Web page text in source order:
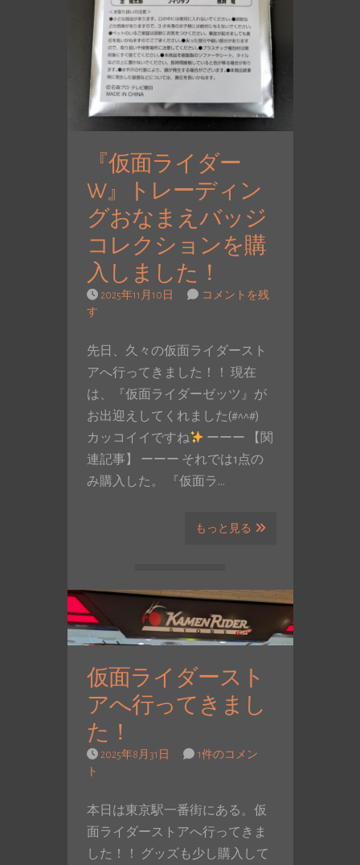
『仮面ライダー
W』トレーディン
グおなまえバッジ
コレクションを購
入しました！
2025年11月10日
コメントを残
す
先日、久々の仮面ライダースト
アへ行ってきました！！ 現在
は、『仮面ライダーゼッツ』が
お出迎えしてくれました(#^^#)
カッコイイですね
ーーー 【関
連記事】 ーーー それでは1点の
み購入した。 『仮面ラ…
もっと見る
仮面ライダースト
アへ行ってきまし
た！
2025年8月31日
1件のコメン
ト
本日は東京駅一番街にある。仮
面ライダーストアへ行ってきま
した！！ グッズも少し購入して